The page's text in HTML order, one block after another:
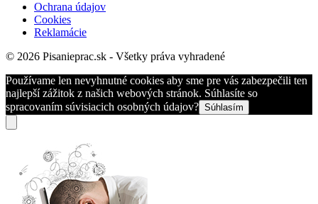
Ochrana údajov
Cookies
Reklamácie
© 2026 Pisanieprac.sk - Všetky práva vyhradené
Používame len nevyhnutné cookies aby sme pre vás zabezpečili ten
najlepší zážitok z našich webových stránok. Súhlasíte so
spracovaním súvisiacich osobných údajov? Súhlasím